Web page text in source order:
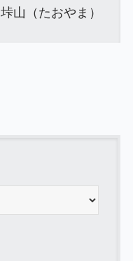
（たおやま）